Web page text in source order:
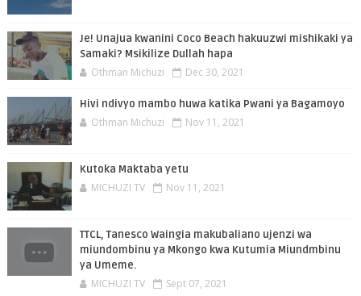
Je! Unajua kwanini Coco Beach hakuuzwi mishikaki ya
Samaki? Msikilize Dullah hapa
Othman Michuzi Dec 30, 2021
Hivi ndivyo mambo huwa katika Pwani ya Bagamoyo
Othman Michuzi Nov 11, 2021
Kutoka Maktaba yetu
MICHUZI TV Nov 11, 2021
TTCL, Tanesco Waingia makubaliano ujenzi wa
miundombinu ya Mkongo kwa Kutumia Miundmbinu
ya Umeme.
MICHUZI TV Sept 07, 2021